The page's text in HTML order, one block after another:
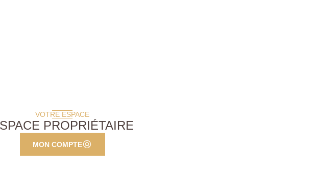
VOTRE ESPACE
PROPRIÉTAIRE
MON COMPTE